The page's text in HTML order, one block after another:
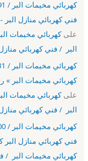
فني كهربائي منازل
على
البر / فني كهربائي منازل
كهربائي مخيمات البر » رقم فني
على
البر / فني كهربائي منازل
كهربائي مخيمات البر /